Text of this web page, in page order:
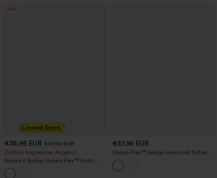
Sale
€35,95 EUR €57,95 EUR
Zeitlich begrenztes Angebot
Halara X Smiley Halara Flex™ hoch
geschnittene, baggy Jeans mit weitem
Bein, gewaschenem Finish und Taschen
€57,95 EUR
Halara Flex™ lässige Jeans mit hoher
Taille, Barrel-Schnitt und Taschen